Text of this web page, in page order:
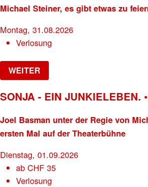
Michael Steiner, es gibt etwas zu
Montag, 31.08.2026
Verlosung
WEITER
SONJA - EIN JUNKIELEBEN.
Joel Basman unter der Regie von
ersten Mal auf der Theaterbühne
Dienstag, 01.09.2026
abCHF 35
Verlosung